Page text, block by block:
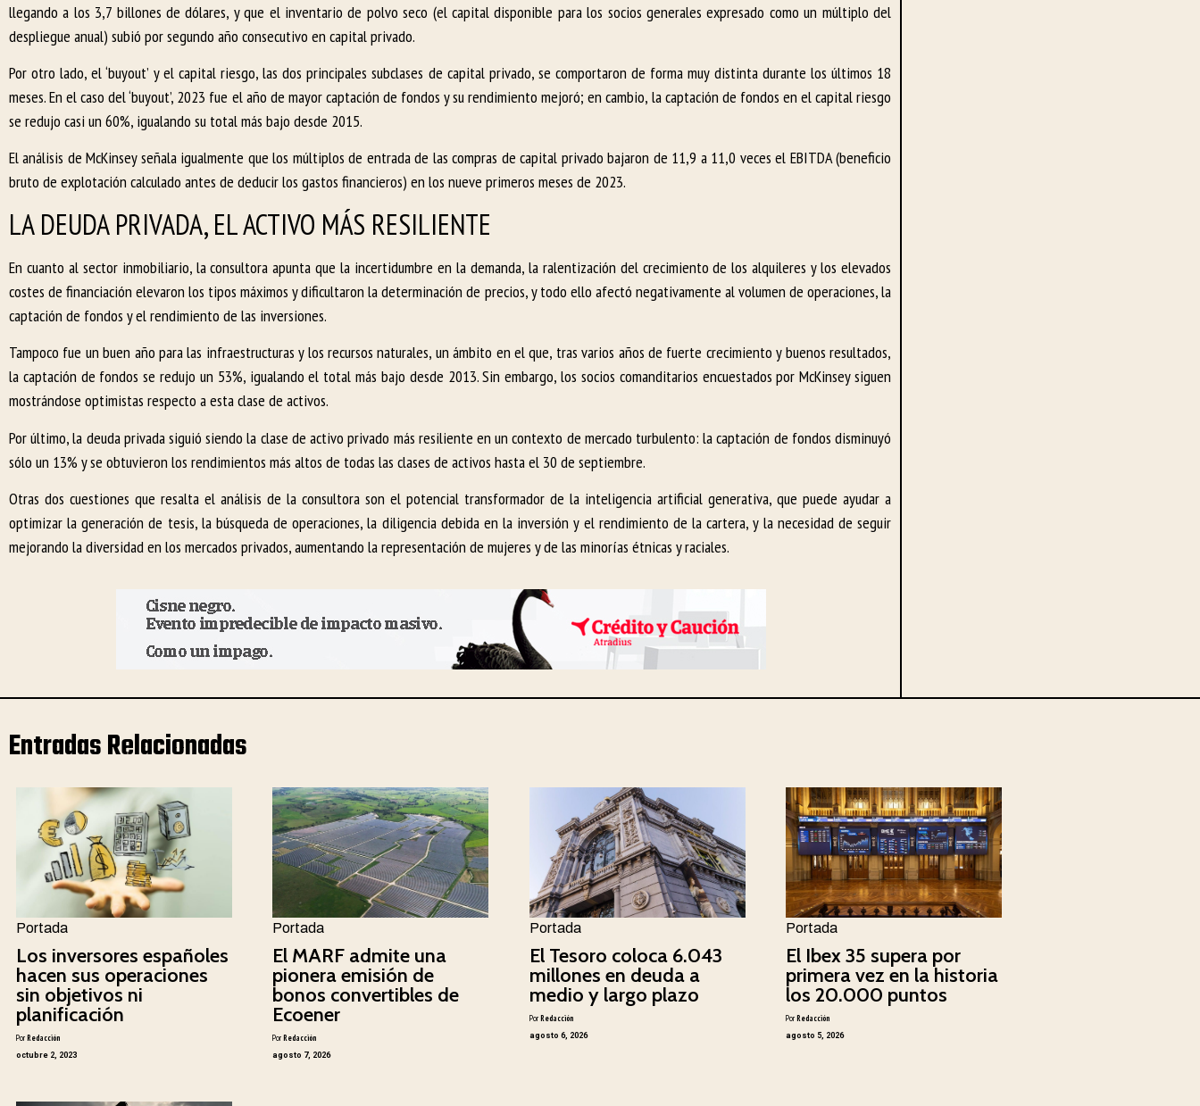
llegando a los 3,7 billones de dólares, y que el inventario de polvo seco (el capital disponible para los socios generales expresado como un múltiplo del
despliegue anual) subió por segundo año consecutivo en capital privado.
Por otro lado, el ‘buyout’ y el capital riesgo, las dos principales subclases de capital privado, se comportaron de forma muy distinta durante los últimos 18
meses. En el caso del ‘buyout’, 2023 fue el año de mayor captación de fondos y su rendimiento mejoró; en cambio, la captación de fondos en el capital riesgo
se redujo casi un 60%, igualando su total más bajo desde 2015.
El análisis de McKinsey señala igualmente que los múltiplos de entrada de las compras de capital privado bajaron de 11,9 a 11,0 veces el EBITDA (beneficio
bruto de explotación calculado antes de deducir los gastos financieros) en los nueve primeros meses de 2023.
LA DEUDA PRIVADA, EL ACTIVO MÁS RESILIENTE
En cuanto al sector inmobiliario, la consultora apunta que la incertidumbre en la demanda, la ralentización del crecimiento de los alquileres y los elevados
costes de financiación elevaron los tipos máximos y dificultaron la determinación de precios, y todo ello afectó negativamente al volumen de operaciones, la
captación de fondos y el rendimiento de las inversiones.
Tampoco fue un buen año para las infraestructuras y los recursos naturales, un ámbito en el que, tras varios años de fuerte crecimiento y buenos resultados,
la captación de fondos se redujo un 53%, igualando el total más bajo desde 2013. Sin embargo, los socios comanditarios encuestados por McKinsey siguen
mostrándose optimistas respecto a esta clase de activos.
Por último, la deuda privada siguió siendo la clase de activo privado más resiliente en un contexto de mercado turbulento: la captación de fondos disminuyó
sólo un 13% y se obtuvieron los rendimientos más altos de todas las clases de activos hasta el 30 de septiembre.
Otras dos cuestiones que resalta el análisis de la consultora son el potencial transformador de la inteligencia artificial generativa, que puede ayudar a
optimizar la generación de tesis, la búsqueda de operaciones, la diligencia debida en la inversión y el rendimiento de la cartera, y la necesidad de seguir
mejorando la diversidad en los mercados privados, aumentando la representación de mujeres y de las minorías étnicas y raciales.
Entradas Relacionadas
Portada
Los inversores españoles
hacen sus operaciones
sin objetivos ni
planificación
Por Redacción
octubre 2, 2023
Portada
El MARF admite una
pionera emisión de
bonos convertibles de
Ecoener
Por Redacción
agosto 7, 2026
Portada
El Tesoro coloca 6.043
millones en deuda a
medio y largo plazo
Por Redacción
agosto 6, 2026
Portada
El Ibex 35 supera por
primera vez en la historia
los 20.000 puntos
Por Redacción
agosto 5, 2026